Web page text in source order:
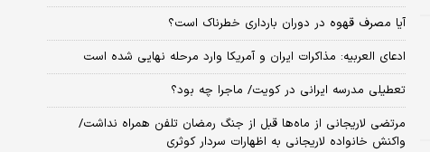
آیا مصرف قهوه در دوران بارداری خطرناک است؟
ادعای العربیه: مذاکرات ایران و آمریکا وارد مرحله نهایی شده است
تعطیلی مدرسه ایرانی در کویت/ ماجرا چه بود؟
مرتضی لاریجانی از ماه‌ها قبل از جنگ رمضان تلفن همراه نداشت/
واکنش خانواده لاریجانی به اظهارات سردار کوثری